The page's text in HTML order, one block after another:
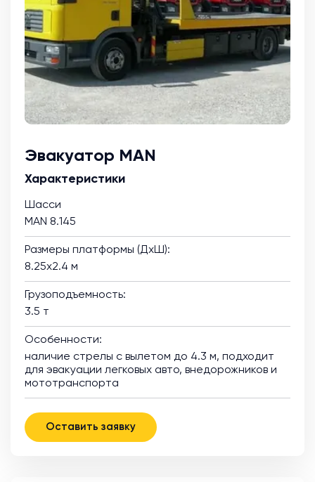
Эвакуатор MAN
Характеристики
Шасси
MAN 8.145
Размеры платформы (ДхШ):
8.25х2.4 м
Грузоподъемность:
3.5 т
Особенности:
наличие стрелы с вылетом до 4.3 м, подходит
для эвакуации легковых авто, внедорожников и
мототранспорта
Оставить заявку